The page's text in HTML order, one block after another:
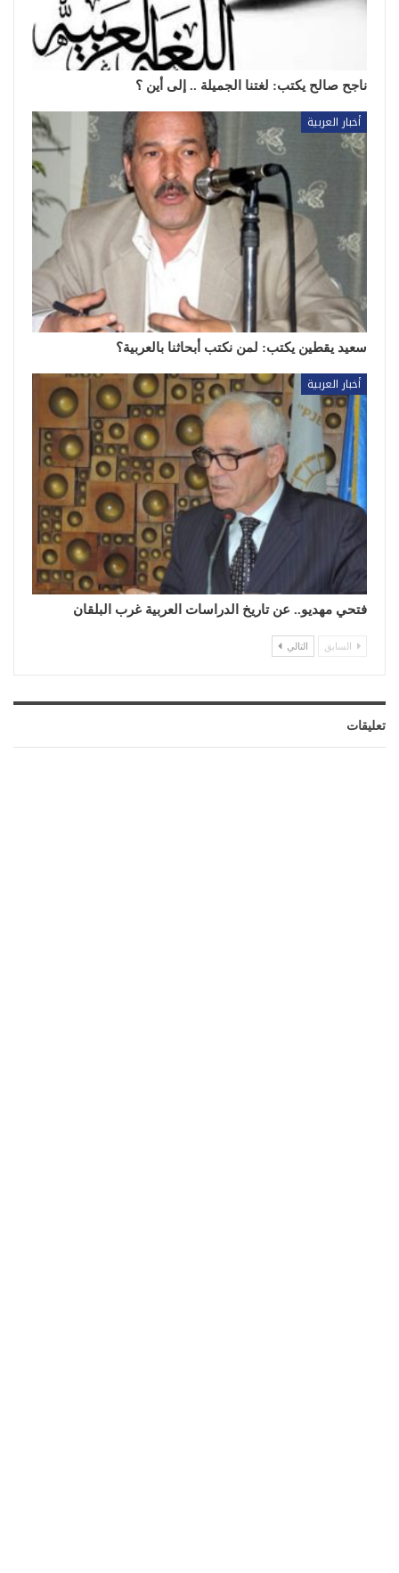
ناجح صالح يكتب: لغتنا الجميلة .. إلى أين ؟
أخبار العربية
سعيد يقطين يكتب: لمن نكتب أبحاثنا بالعربية؟
أخبار العربية
فتحي مهديو.. عن تاريخ الدراسات العربية غرب البلقان
السابق التالي
تعليقات